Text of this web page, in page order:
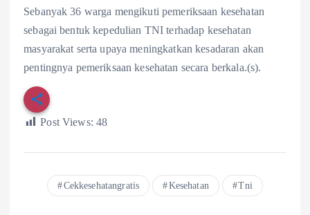
Sebanyak 36 warga mengikuti pemeriksaan kesehatan
sebagai bentuk kepedulian TNI terhadap kesehatan
masyarakat serta upaya meningkatkan kesadaran akan
pentingnya pemeriksaan kesehatan secara berkala.(s).
Post Views: 48
Cekkesehatangratis Kesehatan Tni